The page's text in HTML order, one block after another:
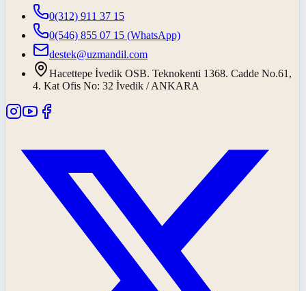
0(312) 911 37 15
0(546) 855 07 15 (WhatsApp)
destek@uzmandil.com
Hacettepe İvedik OSB. Teknokenti 1368. Cadde No.61,
4. Kat Ofis No: 32 İvedik / ANKARA